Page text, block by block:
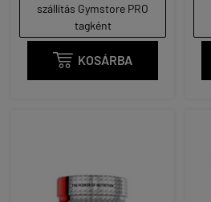
szállítás Gymstore PRO
tagként
 KOSÁRBA